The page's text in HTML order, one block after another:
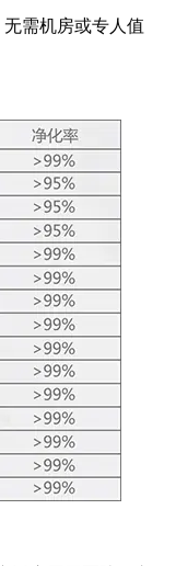
需机房或专人值